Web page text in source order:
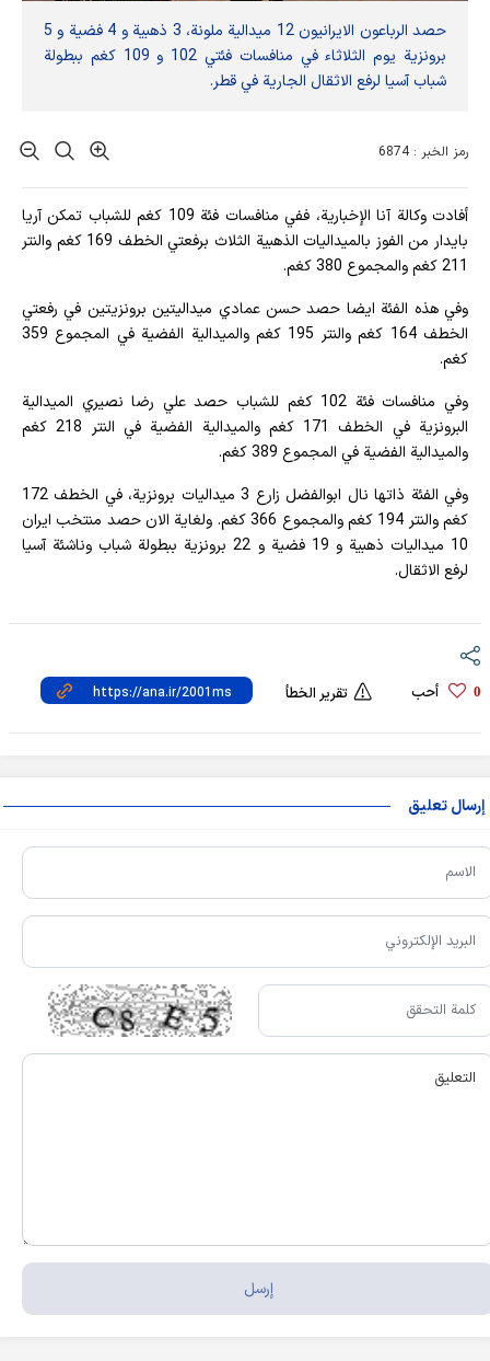
حصد الرباعون الايرانيون 12 ميدالية ملونة، 3 ذهبية و 4 فضية و 5
برونزية يوم الثلاثاء في منافسات فئتي 102 و 109 كغم ببطولة
شباب آسيا لرفع الاثقال الجارية في قطر.
رمز الخبر : 6874
أفادت وکالة آنا الإخباریة، ففي منافسات فئة 109 كغم للشباب تمكن آريا
بايدار من الفوز بالميداليات الذهبية الثلاث برفعتي الخطف 169 كغم والنتر
211 كغم والمجموع 380 كغم.
وفي هذه الفئة ايضا حصد حسن عمادي ميداليتين برونزيتين في رفعتي
الخطف 164 كغم والنتر 195 كغم والميدالية الفضية في المجموع 359
كغم.
وفي منافسات فئة 102 كغم للشباب حصد علي رضا نصيري الميدالية
البرونزية في الخطف 171 كغم والميدالية الفضية في النتر 218 كغم
والميدالية الفضية في المجموع 389 كغم.
وفي الفئة ذاتها نال ابوالفضل زارع 3 ميداليات برونزية، في الخطف 172
كغم والنتر 194 كغم والمجموع 366 كغم. ولغاية الان حصد منتخب ايران
10 ميداليات ذهبية و 19 فضية و 22 برونزية ببطولة شباب وناشئة آسيا
لرفع الاثقال.
0 أحب تقرير الخطأ
إرسال تعليق